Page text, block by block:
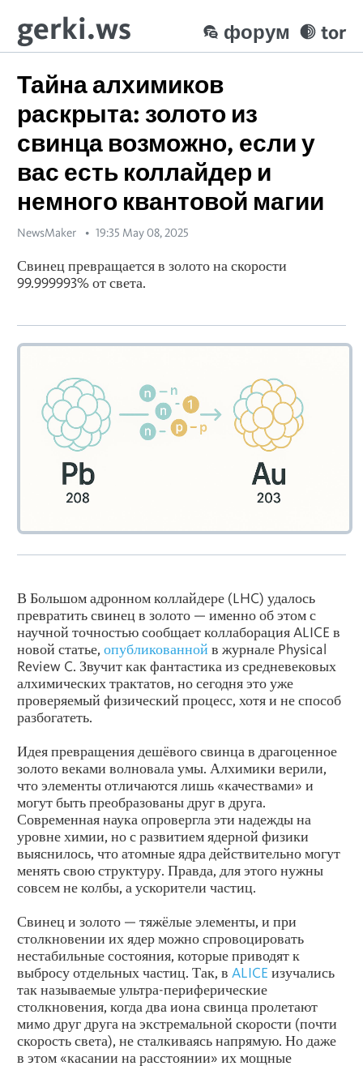
gerki.ws tor
форум
Тайна алхимиков
раскрыта: золото из
свинца возможно, если у
вас есть коллайдер и
немного квантовой магии
NewsMaker 19:35 May 08, 2025
Свинец превращается в золото на скорости
99.999993% от света.
В Большом адронном коллайдере (LHC) удалось
превратить свинец в золото — именно об этом с
научной точностью сообщает коллаборация ALICE в
новой статье, опубликованной в журнале Physical
Review C. Звучит как фантастика из средневековых
алхимических трактатов, но сегодня это уже
проверяемый физический процесс, хотя и не способ
разбогатеть.
Идея превращения дешёвого свинца в драгоценное
золото веками волновала умы. Алхимики верили,
что элементы отличаются лишь «качествами» и
могут быть преобразованы друг в друга.
Современная наука опровергла эти надежды на
уровне химии, но с развитием ядерной физики
выяснилось, что атомные ядра действительно могут
менять свою структуру. Правда, для этого нужны
совсем не колбы, а ускорители частиц.
Свинец и золото — тяжёлые элементы, и при
столкновении их ядер можно спровоцировать
нестабильные состояния, которые приводят к
выбросу отдельных частиц. Так, в ALICE изучались
так называемые ультра-периферические
столкновения, когда два иона свинца пролетают
мимо друг друга на экстремальной скорости (почти
скорость света), не сталкиваясь напрямую. Но даже
в этом «касании на расстоянии» их мощные